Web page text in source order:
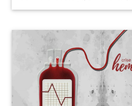
acordar. Sentindo-se
banhada por suas águas.
Especial